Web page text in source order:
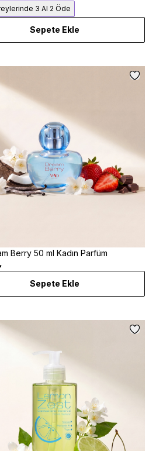
3 Al 2 Öde
Sepete Ekle
Berry 50 ml Kadın Parfüm
Sepete Ekle